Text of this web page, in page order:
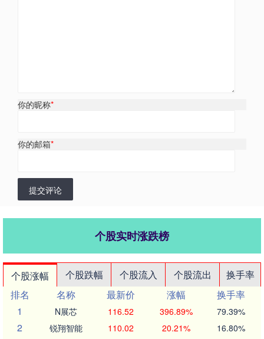
你的昵称*
你的邮箱*
提交评论
个股实时涨跌榜
个股涨幅 个股跌幅 个股流入 个股流出
换手率
排名
名称 最新价 涨幅
换手率
1
N展芯 116.52 396.89% 79.39%
2 锐翔智能 110.02 20.21% 16.80%